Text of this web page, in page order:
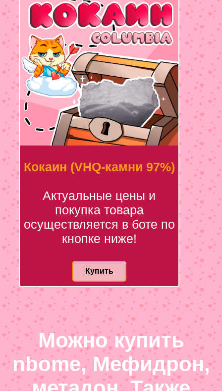
Кокаин (VHQ-камни 97%)
Актуальные цены и
покупка товара
осуществляется в боте по
кнопке ниже!
Купить
Можно купить
nbome, Мефидрон,